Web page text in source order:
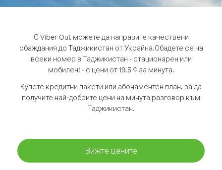
С Viber Out можете да направите качествени
обаждания до Таджикистан от Украйна.Обадете се на
всеки номер в Таджикистан - стационарен или
мобилен! - с цени от 19.5 ¢ за минута.
Купете кредитни пакети или абонаментен план, за да
получите най-добрите цени на минута разговор към
Таджикистан.
Вижте цените